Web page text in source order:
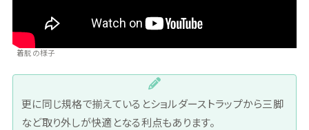
着脱の様子
更に同じ規格で揃えているとショルダーストラップから三脚
など取り外しが快適となる利点もあります。